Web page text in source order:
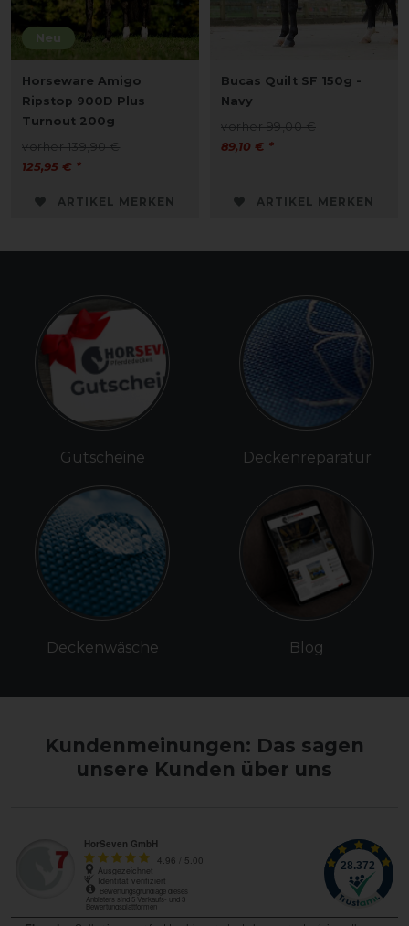
Neu
Horseware Amigo
Ripstop 900D Plus
Turnout 200g
vorher 139,90 €
125,95 € *
ARTIKEL MERKEN
Bucas Quilt SF 150g -
Navy
vorher 99,00 €
89,10 € *
ARTIKEL MERKEN
Gutscheine
Deckenwäsche
Deckenreparatur
Blog
Kundenmeinungen: Das sagen
unsere Kunden über uns